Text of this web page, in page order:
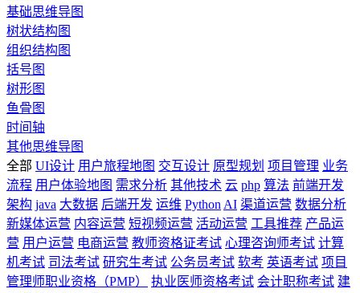
基础思维导图
树状结构图
组织结构图
括号图
树形图
鱼骨图
时间轴
其他思维导图
全部 UI设计 用户旅程地图 交互设计 原型规划 项目管理 业务
流程 用户体验地图 需求分析 其他技术 云 php 算法 前端开发
架构 java 大数据 后端开发 运维 Python AI 渠道运营 数据分析
新媒体运营 内容运营 短视频运营 活动运营 工具推荐 产品运
营 用户运营 电商运营 教师资格证考试 心理咨询师考试 计算
机考试 司法考试 研究生考试 公务员考试 软考 英语考试 项目
管理师职业资格（PMP）
执业医师资格考试 会计职称考试 建